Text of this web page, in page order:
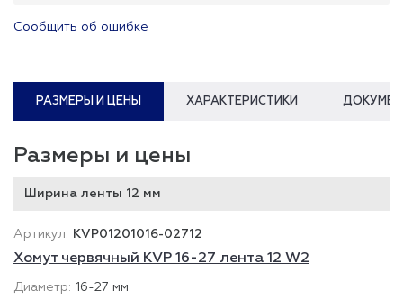
Сообщить об ошибке
РАЗМЕРЫ И ЦЕНЫ ХАРАКТЕРИСТИКИ
Размеры и цены
Ширина ленты 12 мм
KVP01201016-02712
Хомут червячный KVP 16-27 лента 12 W2
16-27 мм